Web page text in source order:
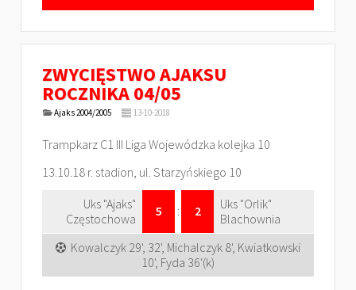
ZWYCIĘSTWO AJAKSU
ROCZNIKA 04/05
Ajaks 2004/2005 13-10-2018
Trampkarz C1 III Liga Wojewódzka kolejka 10
13.10.18 r. stadion, ul. Starzyńskiego 10
Uks "Ajaks"
Częstochowa
5 : 2
Uks "Orlik"
Blachownia
Kowalczyk 29', 32', Michalczyk 8', Kwiatkowski
10', Fyda 36'(k)